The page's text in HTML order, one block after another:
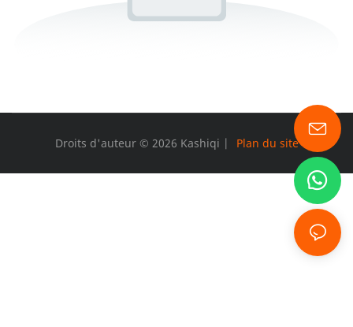
Droits d'auteur © 2026 Kashiqi | Plan du site